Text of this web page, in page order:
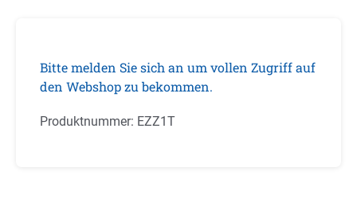
Bitte melden Sie sich an um vollen Zugriff auf
den Webshop zu bekommen.
Produktnummer: EZZ1T